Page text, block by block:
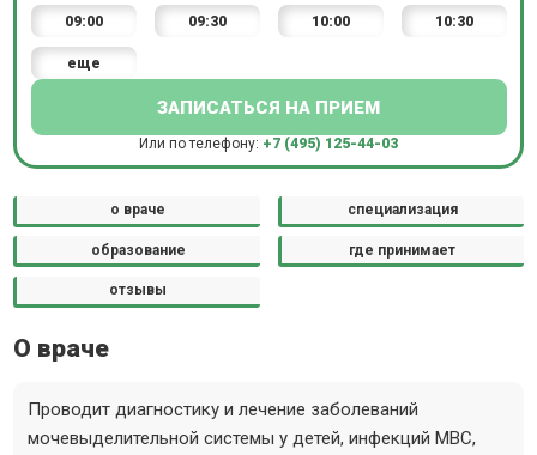
09:00 09:30 10:00 10:30
еще
ЗАПИСАТЬСЯ НА ПРИЕМ
Или по телефону: +7 (495) 125-44-03
о враче специализация
образование где принимает
отзывы
О враче
Проводит диагностику и лечение заболеваний
мочевыделительной системы у детей, инфекций МВС,